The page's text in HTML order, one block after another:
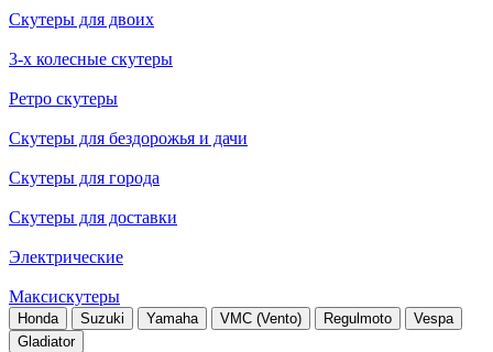
Скутеры для двоих
3-х колесные скутеры
Ретро скутеры
Скутеры для бездорожья и дачи
Скутеры для города
Скутеры для доставки
Электрические
Максискутеры
Honda Suzuki Yamaha VMC (Vento) Regulmoto
Vespa
Gladiator